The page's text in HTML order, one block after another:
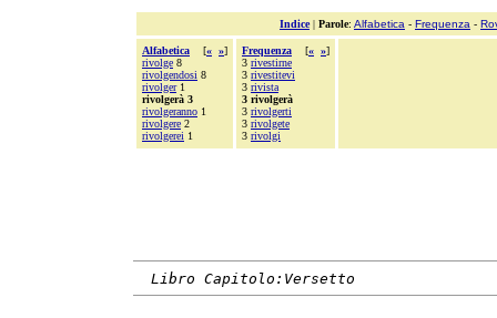
Indice| Parole: Alfabetica - Frequenza -
Alfabetica [« »]
rivolge 8
rivolgendosi 8
rivolger1
rivolgerà 3
rivolgeranno 1
rivolgere 2
rivolgerei 1
Frequenza [« »]
3 rivestirne
3 rivestitevi
3 rivista
3 rivolgerà
3 rivolgerti
3 rivolgete
3 rivolgi
Libro Capitolo:Versetto